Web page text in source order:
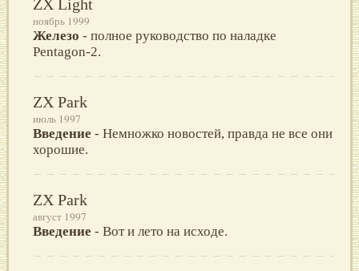
ZX Light
ноябрь 1999
Железо - полное руководство по наладке
Pentagon-2.
ZX Park
июль 1997
Введение - Немножко новостей, правда не все они
хорошие.
ZX Park
август 1997
Введение - Вот и лето на исходе.